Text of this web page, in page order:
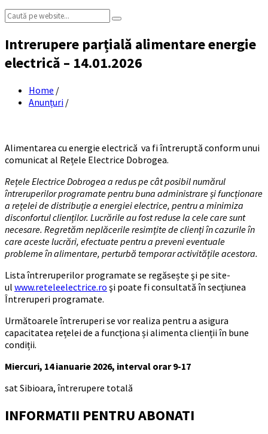
Search:
Intrerupere parțială alimentare energie
electrică – 14.01.2026
Home /
Anunțuri /
Alimentarea cu energie electrică va fi întreruptă conform unui
comunicat al Rețele Electrice Dobrogea.
Rețele Electrice Dobrogea a redus pe cât posibil numărul
întreruperilor programate pentru buna administrare și funcționare
a rețelei de distribuție a energiei electrice, pentru a minimiza
disconfortul clienților. Lucrările au fost reduse la cele care sunt
necesare. Regretăm neplăcerile resimțite de clienți în cazurile în
care aceste lucrări, efectuate pentru a preveni eventuale
probleme în alimentare, perturbă temporar activitățile acestora.
Lista întreruperilor programate se regăsește şi pe site-
ul www.reteleelectrice.ro şi poate fi consultată în secțiunea
Întreruperi programate.
Următoarele întreruperi se vor realiza pentru a asigura
capacitatea rețelei de a funcționa și alimenta clienții în bune
condiții.
Miercuri, 14 ianuarie 2026, interval orar 9-17
sat Sibioara, întrerupere totală
INFORMATII PENTRU ABONATI